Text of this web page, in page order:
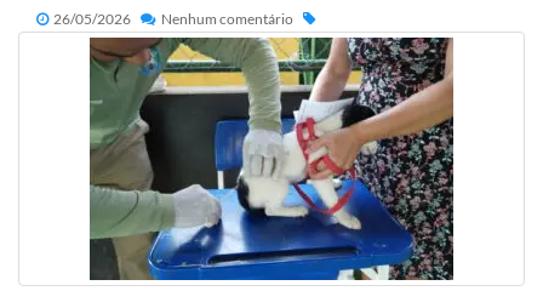
26/05/2026 Nenhum comentário